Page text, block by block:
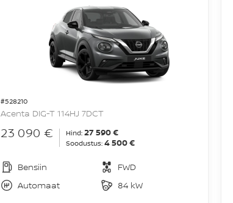
#528210
Acenta DIG-T 114HJ 7DCT
23 090 € Hind: 27 590 €
Soodustus: 4 500 €
Bensiin
FWD
Automaat
84 kW